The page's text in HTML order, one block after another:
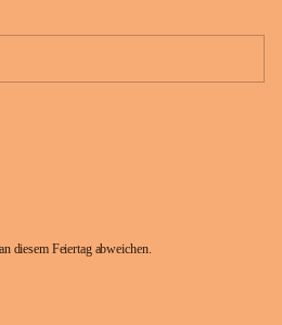
diesem Feiertag abweichen.